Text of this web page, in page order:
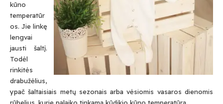
kūno
temperatūr
os. Jie linkę
lengvai
jausti šaltį.
Todėl
rinkitės
drabužėlius,
ypač šaltaisiais metų sezonais arba vėsiomis vasaros dienomis